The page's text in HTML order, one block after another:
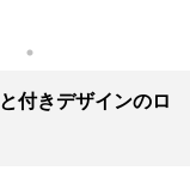
付きデザインのロ